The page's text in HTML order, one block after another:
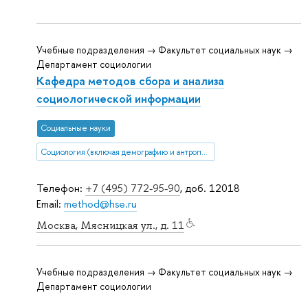
Телефон: +7 (495) 772-95-90, доб. 12018
Email: method@hse.ru
Москва, Мясницкая ул., д. 11
Учебные подразделения → Факультет социальных наук →
Департамент социологии
Кафедра методов сбора и анализа
социологической информации
Социальные науки
Социология (включая демографию и антропологию)
Учебные подразделения → Факультет социальных наук →
Департамент социологии